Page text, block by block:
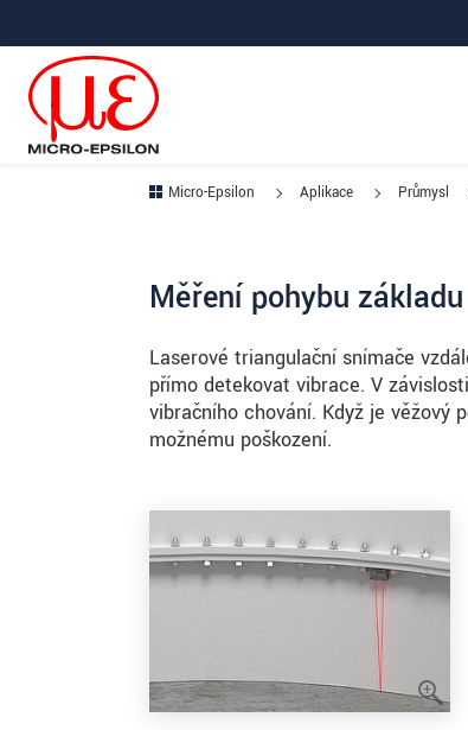
Micro-Epsilon Aplikace Průmysl
Měření pohybu základu
Laserové triangulační snímače
přímo detekovat vibrace. V
vibračního chování. Když je věžový
možnému poškození.